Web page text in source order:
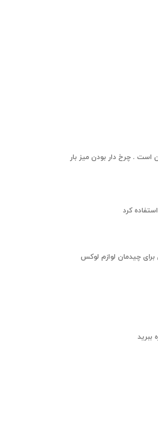
است . چرخ دار بودن میز بار
چیدمان لوازم لوکس